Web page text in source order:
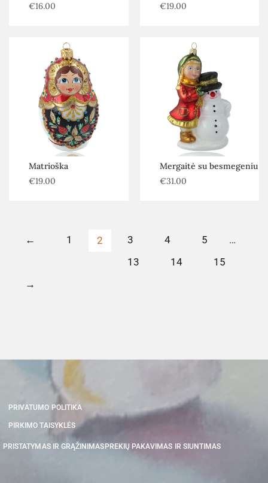
€16.00
€19.00
Matrioška
€19.00
Mergaitė su besmegeniu
€31.00
← 1 2 3 4 5
…
13
14
15
→
PRIVATUMO POLITIKA
PIRKIMO TAISYKLĖS
PRISTATYMAS IR GRĄŽINIMASPREKIŲ PAKAVIMAS IR SIUNTIMAS